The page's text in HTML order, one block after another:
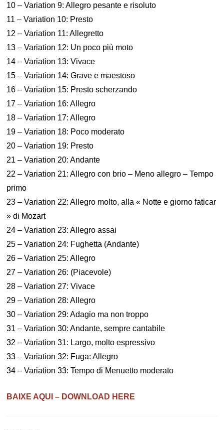
10 – Variation 9: Allegro pesante e risoluto
11 – Variation 10: Presto
12 – Variation 11: Allegretto
13 – Variation 12: Un poco più moto
14 – Variation 13: Vivace
15 – Variation 14: Grave e maestoso
16 – Variation 15: Presto scherzando
17 – Variation 16: Allegro
18 – Variation 17: Allegro
19 – Variation 18: Poco moderato
20 – Variation 19: Presto
21 – Variation 20: Andante
22 – Variation 21: Allegro con brio – Meno allegro – Tempo
primo
23 – Variation 22: Allegro molto, alla « Notte e giorno faticar
» di Mozart
24 – Variation 23: Allegro assai
25 – Variation 24: Fughetta (Andante)
26 – Variation 25: Allegro
27 – Variation 26: (Piacevole)
28 – Variation 27: Vivace
29 – Variation 28: Allegro
30 – Variation 29: Adagio ma non troppo
31 – Variation 30: Andante, sempre cantabile
32 – Variation 31: Largo, molto espressivo
33 – Variation 32: Fuga: Allegro
34 – Variation 33: Tempo di Menuetto moderato
BAIXE AQUI – DOWNLOAD HERE